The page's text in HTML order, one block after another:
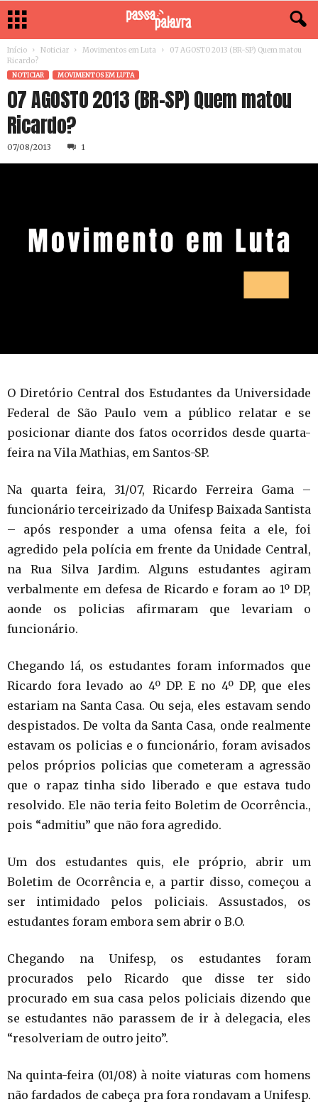
Início Noticiar Movimentos em Luta
07 AGOSTO 2013 (BR-SP) Quem matou
Ricardo?
NOTICIAR MOVIMENTOS EM LUTA
07 AGOSTO 2013 (BR-SP) Quem matou
Ricardo?
07/08/2013 1
O Diretório Central dos Estudantes da Universidade
Federal de São Paulo vem a público relatar e se
posicionar diante dos fatos ocorridos desde quarta-
feira na Vila Mathias, em Santos-SP.
Na quarta feira, 31/07, Ricardo Ferreira Gama –
funcionário terceirizado da Unifesp Baixada Santista
– após responder a uma ofensa feita a ele, foi
agredido pela polícia em frente da Unidade Central,
na Rua Silva Jardim. Alguns estudantes agiram
verbalmente em defesa de Ricardo e foram ao 1º DP,
aonde os policias afirmaram que levariam o
funcionário.
Chegando lá, os estudantes foram informados que
Ricardo fora levado ao 4º DP. E no 4º DP, que eles
estariam na Santa Casa. Ou seja, eles estavam sendo
despistados. De volta da Santa Casa, onde realmente
estavam os policias e o funcionário, foram avisados
pelos próprios policias que cometeram a agressão
que o rapaz tinha sido liberado e que estava tudo
resolvido. Ele não teria feito Boletim de Ocorrência.,
pois “admitiu” que não fora agredido.
Um dos estudantes quis, ele próprio, abrir um
Boletim de Ocorrência e, a partir disso, começou a
ser intimidado pelos policiais. Assustados, os
estudantes foram embora sem abrir o B.O.
Chegando na Unifesp, os estudantes foram
procurados pelo Ricardo que disse ter sido
procurado em sua casa pelos policiais dizendo que
se estudantes não parassem de ir à delegacia, eles
“resolveriam de outro jeito”.
Na quinta-feira (01/08) à noite viaturas com homens
não fardados de cabeça pra fora rondavam a Unifesp.